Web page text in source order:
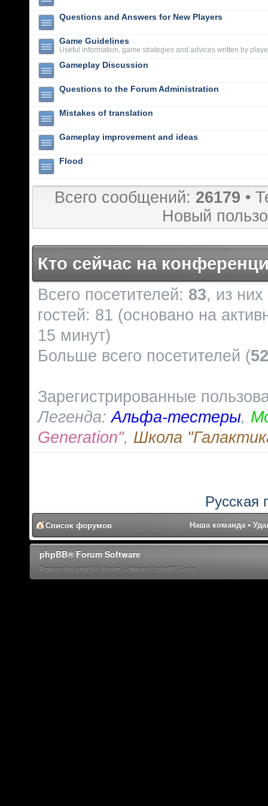
Questions and Answers for New Players
Game Guidelines
Useful information, game strategies and advices written by
Gameplay Discussion
Questions to the Forum Administration
Mistakes of translation
Gameplay improvement and ideas
Flood
Всего сообщений: 26179 •
Новый
Кто сейчас на
Всего посетителей: 83, из
гостей: 81 (основано на
15 минут)
Больше всего посетителей (
Зарегистрированные
Легенда:Альфа-тестеры,
Generation", Школа
Русская
Список форумов Наша команда•
phpBB® Forum Software
Powered by phpBB® Forum Software © phpBB Group